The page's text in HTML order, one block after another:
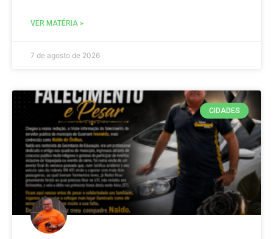
VER MATÉRIA »
7 de agosto de 2026
CIDADES